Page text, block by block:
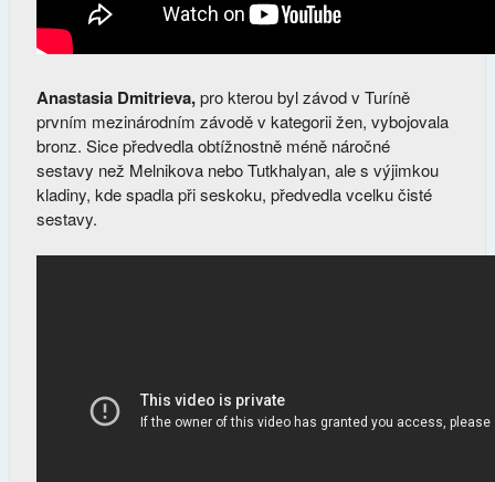
Anastasia Dmitrieva,pro kterou byl závod v Turíně
prvním mezinárodním závodě v kategorii žen, vybojovala
bronz. Sice předvedla obtížnostně méně náročné
sestavy než Melnikova nebo Tutkhalyan, ale s výjimkou
kladiny, kde spadla při seskoku, předvedla vcelku čisté
sestavy.